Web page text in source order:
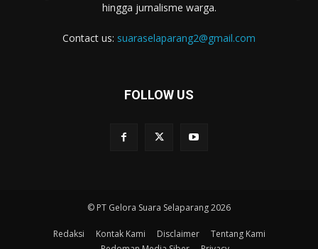
hingga jurnalisme warga.
Contact us: suaraselaparang2@gmail.com
FOLLOW US
© PT Gelora Suara Selaparang 2026
Redaksi Kontak Kami Disclaimer
Tentang Kami